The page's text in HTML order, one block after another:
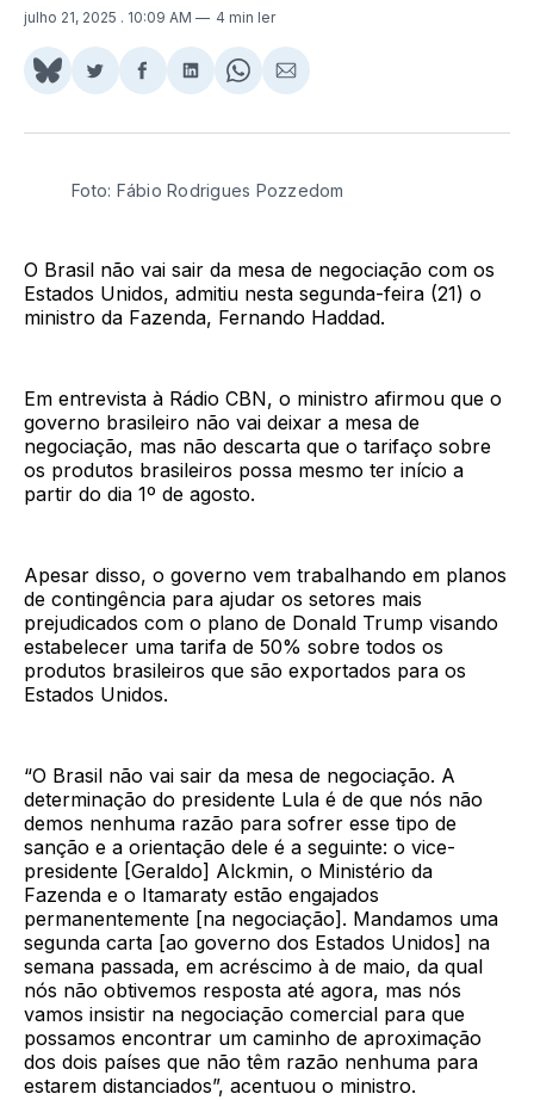
julho 21, 2025 . 10:09 AM 4 min ler
Share
BlueSky
Compartilhar
Twitter
Compartilhar
Facebook
Compartilhar
LinkedIn
Share
WhatsApp
Compartilhar
Email
Foto: Fábio Rodrigues Pozzedom
O Brasil não vai sair da mesa de negociação com os
Estados Unidos, admitiu nesta segunda-feira (21) o
ministro da Fazenda, Fernando Haddad.
Em entrevista à Rádio CBN, o ministro afirmou que o
governo brasileiro não vai deixar a mesa de
negociação, mas não descarta que o tarifaço sobre
os produtos brasileiros possa mesmo ter início a
partir do dia 1º de agosto.
Apesar disso, o governo vem trabalhando em planos
de contingência para ajudar os setores mais
prejudicados com o plano de Donald Trump visando
estabelecer uma tarifa de 50% sobre todos os
produtos brasileiros que são exportados para os
Estados Unidos.
“O Brasil não vai sair da mesa de negociação. A
determinação do presidente Lula é de que nós não
demos nenhuma razão para sofrer esse tipo de
sanção e a orientação dele é a seguinte: o vice-
presidente [Geraldo] Alckmin, o Ministério da
Fazenda e o Itamaraty estão engajados
permanentemente [na negociação]. Mandamos uma
segunda carta [ao governo dos Estados Unidos] na
semana passada, em acréscimo à de maio, da qual
nós não obtivemos resposta até agora, mas nós
vamos insistir na negociação comercial para que
possamos encontrar um caminho de aproximação
dos dois países que não têm razão nenhuma para
estarem distanciados”, acentuou o ministro.